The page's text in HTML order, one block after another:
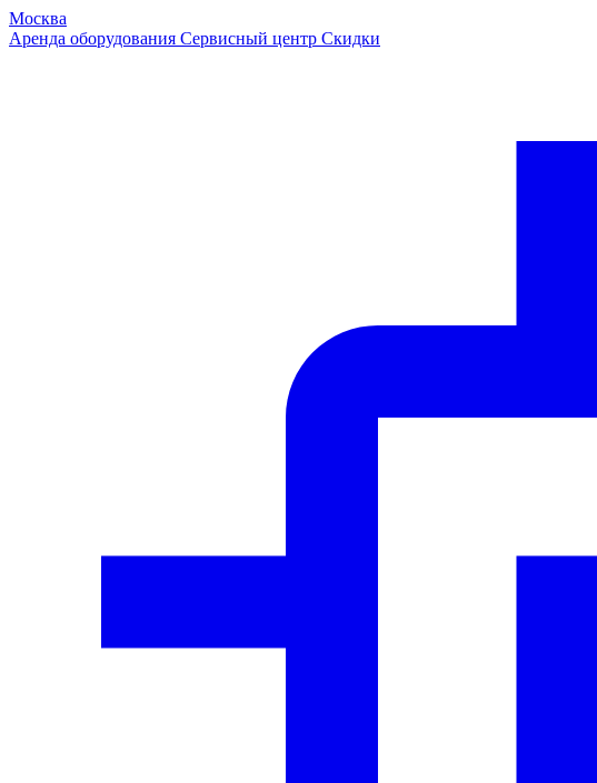
Москва
Аренда оборудования Сервисный центр Скидки